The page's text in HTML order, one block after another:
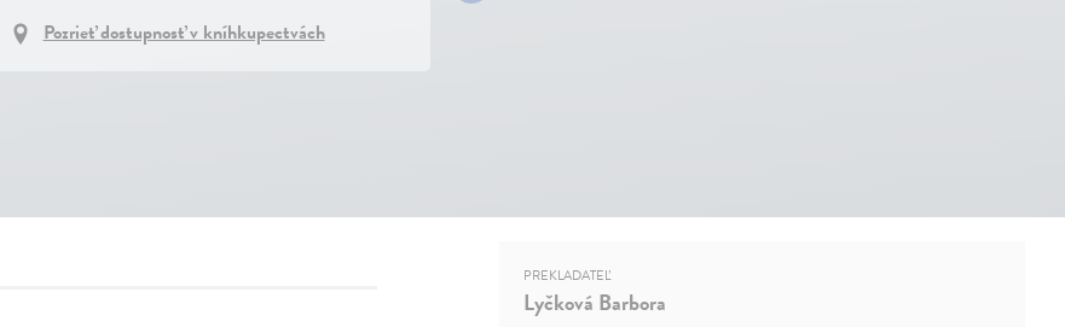
Pozrieť dostupnosť v kníhkupectvách
PREKLADATEĽ
Lyčková Barbora